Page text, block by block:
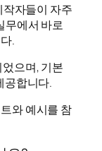
작자들이 자주
무에서 바로
.
으며, 기본
공합니다.
와 예시를 참